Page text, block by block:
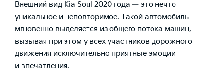
Внешний вид Kia Soul 2020 года — это нечто
уникальное и неповторимое. Такой автомобиль
мгновенно выделяется из общего потока машин,
вызывая при этом у всех участников дорожного
движения исключительно приятные эмоции
и впечатления.